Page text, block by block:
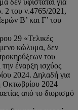
2 του ν.4765/2021,
Β’ και Γ’ του
29 «Τελικές
κώλυμα, δεν
του
έναρξη ισχύος
2024. Δηλαδή για
Οκτωβρίου 2024
από το διορισμό